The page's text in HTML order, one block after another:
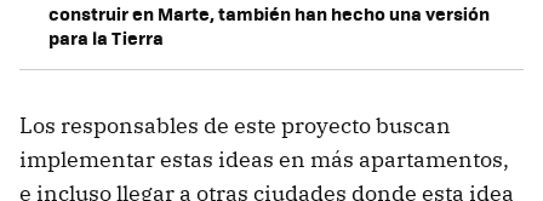
construir en Marte, también han hecho una versión
para la Tierra
Los responsables de este proyecto buscan
implementar estas ideas en más apartamentos,
e incluso llegar a otras ciudades donde esta idea